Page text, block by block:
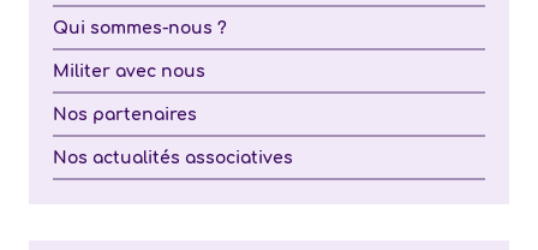
Qui sommes-nous ?
Militer avec nous
Nos partenaires
Nos actualités associatives